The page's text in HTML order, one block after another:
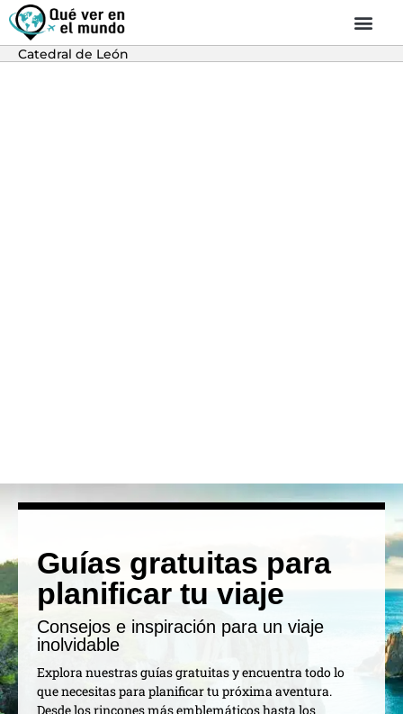
Catedral de León
Guías gratuitas para
planificar tu viaje
Consejos e inspiración para un viaje
inolvidable
Explora nuestras guías gratuitas y encuentra todo lo
que necesitas para planificar tu próxima aventura.
Desde los rincones más emblemáticos hasta los